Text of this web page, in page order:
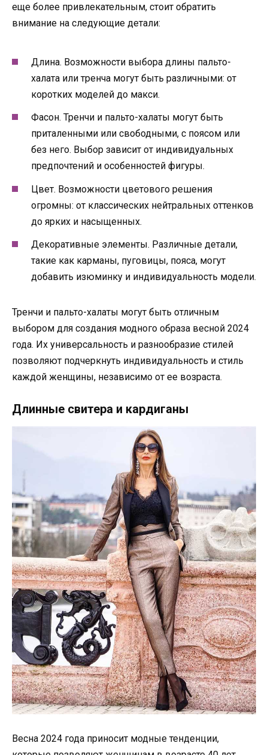
еще более привлекательным, стоит обратить
внимание на следующие детали:
Длина. Возможности выбора длины пальто-
халата или тренча могут быть различными: от
коротких моделей до макси.
Фасон. Тренчи и пальто-халаты могут быть
приталенными или свободными, с поясом или
без него. Выбор зависит от индивидуальных
предпочтений и особенностей фигуры.
Цвет. Возможности цветового решения
огромны: от классических нейтральных оттенков
до ярких и насыщенных.
Декоративные элементы. Различные детали,
такие как карманы, пуговицы, пояса, могут
добавить изюминку и индивидуальность модели.
Тренчи и пальто-халаты могут быть отличным
выбором для создания модного образа весной 2024
года. Их универсальность и разнообразие стилей
позволяют подчеркнуть индивидуальность и стиль
каждой женщины, независимо от ее возраста.
Длинные свитера и кардиганы
Весна 2024 года приносит модные тенденции,